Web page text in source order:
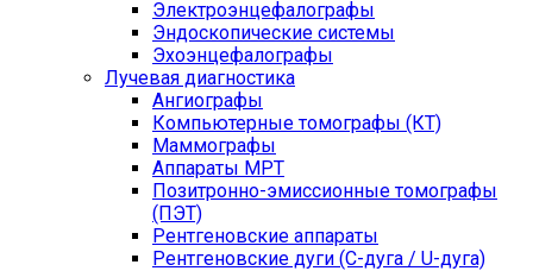
Электроэнцефалографы
Эндоскопические системы
Эхоэнцефалографы
Лучевая диагностика
Ангиографы
Компьютерные томографы (КТ)
Маммографы
Аппараты МРТ
Позитронно-эмиссионные томографы
(ПЭТ)
Рентгеновские аппараты
Рентгеновские дуги (С-дуга / U-дуга)